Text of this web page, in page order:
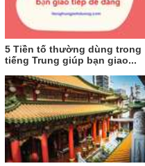
5 Tiền tố thường dùng trong
tiếng Trung giúp bạn giao...